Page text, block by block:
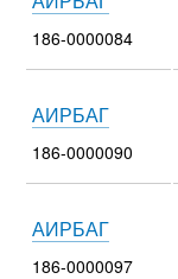
186-0000084
АИРБАГ
186-0000090
АИРБАГ
186-0000097